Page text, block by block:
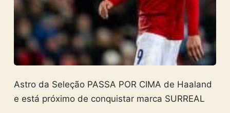
Astro da Seleção PASSA POR CIMA de Haaland
e está próximo de conquistar marca SURREAL